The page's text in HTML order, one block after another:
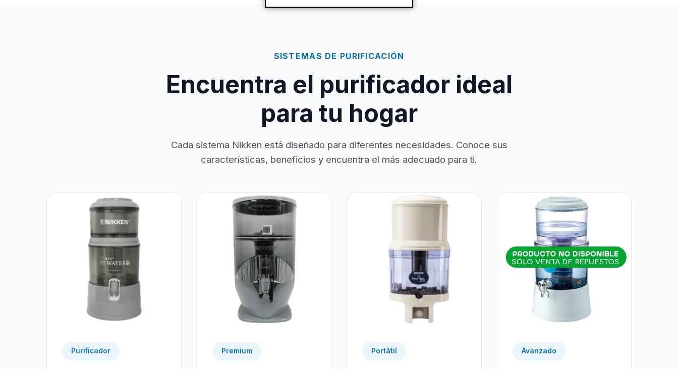
SISTEMAS DE PURIFICACIÓN
Encuentra el purificador ideal
para tu hogar
Cada sistema Nikken está diseñado para diferentes necesidades. Conoce sus
características, beneficios y encuentra el más adecuado para ti.
Purificador Premium Portátil Avanzado